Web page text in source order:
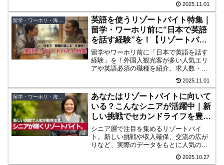
トダイブ」阿部さん取材記事。 2025.11.01
英語を使うリゾートバイト特集｜
留学・ワーホリ前に“日本で英語
を話す経験”を！【リゾートバイ
トダイブ】
留学やワーホリ前に「日本で英語を話す
経験」を！外国人観光客が多い人気エリ
アや英語必須の職種を紹介。求人数・口
2025.11.01
留学・ワーホリ・海外移住
あなたはリゾートバイトに向いて
いる？こんなシニアが活躍中｜新
しい挑戦でセカンドライフを豊か
に
シニア層で注目を集めるリゾートバイ
ト。新しい挑戦や収入確保、交流の広が
りなど、実際のデータをもとに人気の理
限定の英会話特典も紹介します。2025.10.27